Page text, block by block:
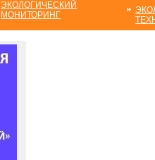
ЭКОЛОГИЧЕСКИЙ
МОНИТОРИНГ